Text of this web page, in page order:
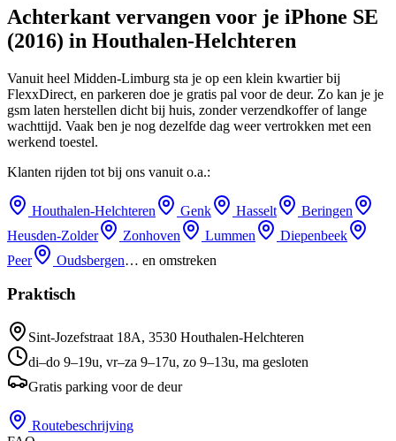
Achterkant vervangen voor je iPhone SE
(2016) in Houthalen-Helchteren
Vanuit heel Midden-Limburg sta je op een klein kwartier bij
FlexxDirect, en parkeren doe je gratis pal voor de deur. Zo kan je je
gsm laten herstellen dicht bij huis, zonder verzendkoffer of lange
wachttijd. Vaak ben je nog dezelfde dag weer vertrokken met een
werkend toestel.
Klanten rijden tot bij ons vanuit o.a.:
Houthalen-Helchteren Genk Hasselt
Beringen
Heusden-Zolder
Zonhoven Lummen
Diepenbeek
Peer
Oudsbergen… en omstreken
Praktisch
Sint-Jozefstraat 18A, 3530 Houthalen-Helchteren
di–do 9–19u, vr–za 9–17u, zo 9–13u, ma gesloten
Gratis parking voor de deur
Routebeschrijving